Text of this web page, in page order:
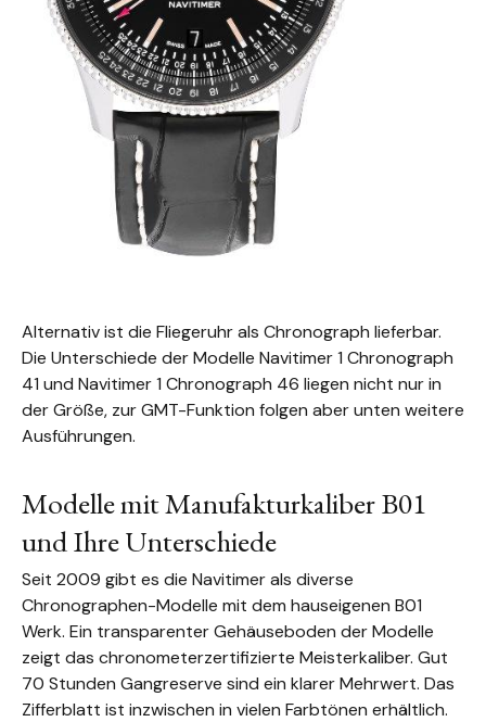
Alternativ ist die Fliegeruhr als Chronograph lieferbar.
Die Unterschiede der Modelle Navitimer 1 Chronograph
41 und Navitimer 1 Chronograph 46 liegen nicht nur in
der Größe, zur GMT-Funktion folgen aber unten weitere
Ausführungen.
Modelle mit Manufakturkaliber B01
und Ihre Unterschiede
Seit 2009 gibt es die Navitimer als diverse
Chronographen-Modelle mit dem hauseigenen B01
Werk. Ein transparenter Gehäuseboden der Modelle
zeigt das chronometerzertifizierte Meisterkaliber. Gut
70 Stunden Gangreserve sind ein klarer Mehrwert. Das
Zifferblatt ist inzwischen in vielen Farbtönen erhältlich.